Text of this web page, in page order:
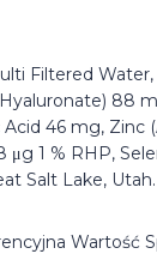
Filtered
88
Acid 46 mg, Zinc
μg 1 % RHP,
Salt Lake, Utah.
Wartość